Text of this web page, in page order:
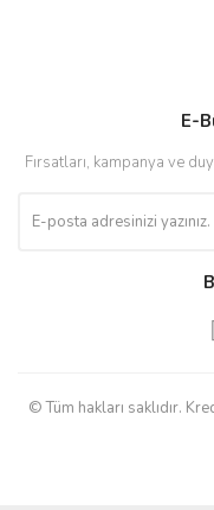
E-
Fırsatları, kampanya ve
© Tüm hakları saklıdır.